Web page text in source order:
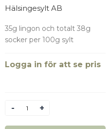
Hälsingesylt AB
35g lingon och totalt 38g
socker per 100g sylt
Logga in för att se pris
Antal